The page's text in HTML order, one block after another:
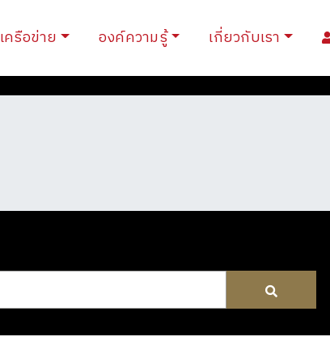
เครือข่าย องค์ความรู้ เกี่ยวกับเรา